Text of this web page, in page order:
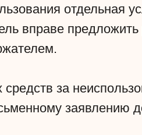
отдельная
вправе
за
заявлению